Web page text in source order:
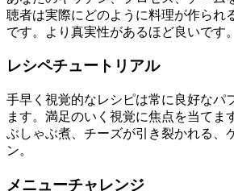
聴者は実際にどのように料理が作られ
です。より真実性があるほど良いです。
レシペチュートリアル
手早く視覚的なレシピは常に良好なパ
ます。満足のいく視覚に焦点を当てま
ぶしゃぶ煮、チーズが引き裂かれる、
ン。
メニューチャレンジ